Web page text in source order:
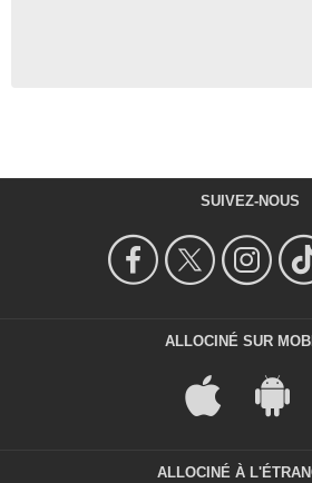
SUIVEZ-NOUS
ALLOCINÉ SUR
ALLOCINÉ À